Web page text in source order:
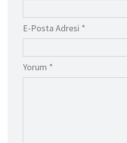
E-Posta Adresi *
Yorum *